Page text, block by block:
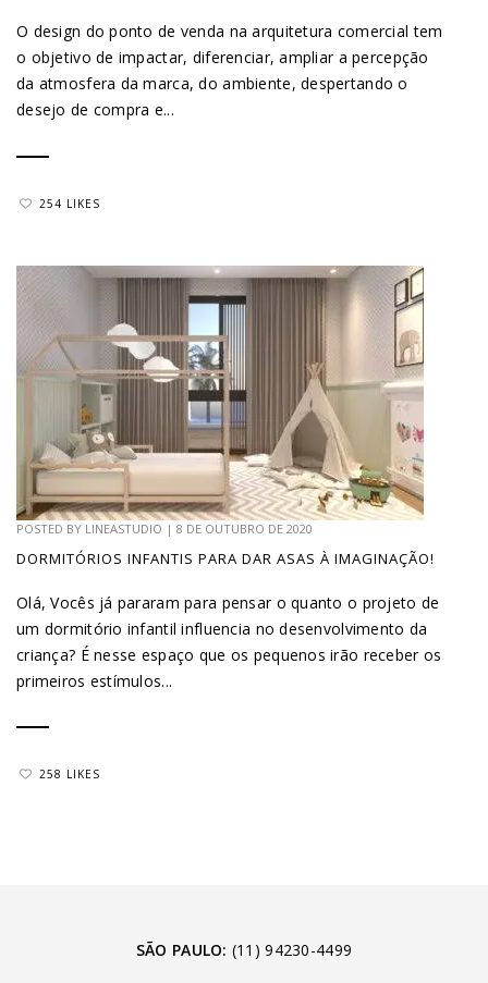
O design do ponto de venda na arquitetura comercial tem
o objetivo de impactar, diferenciar, ampliar a percepção
da atmosfera da marca, do ambiente, despertando o
desejo de compra e...
254 LIKES
POSTED BY LINEASTUDIO | 8 DE OUTUBRO DE 2020
DORMITÓRIOS INFANTIS PARA DAR ASAS À IMAGINAÇÃO!
Olá, Vocês já pararam para pensar o quanto o projeto de
um dormitório infantil influencia no desenvolvimento da
criança? É nesse espaço que os pequenos irão receber os
primeiros estímulos...
258 LIKES
SÃO PAULO: (11) 94230-4499